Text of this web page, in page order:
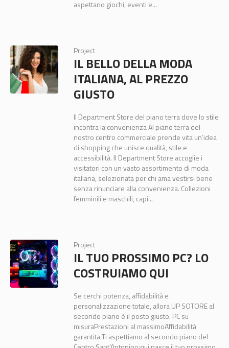
aspettano giochi, eventi e...
Project
IL BELLO DELLA MODA
ITALIANA, AL PREZZO
GIUSTO
Il Department Store del piano terra dove lo stile
incontra la convenienza Al piano terra del
nostro centro commerciale prende vita un’idea
di shopping che unisce qualità, stile e
accessibilità. Il Department Store accoglie i
visitatori con un vasto assortimento di moda
italiana, selezionata per chi ama vestirsi bene
senza rinunciare alla convenienza. Collezioni
femminili e maschili, capi...
Project
IL TUO PROSSIMO PC? LO
COSTRUIAMO QUI
Se cerchi potenza, affidabilità e
personalizzazione totale, allora UP SOTORE al
secondo piano è il posto giusto. PC su
misuraPrestazioni al massimoAffidabilità
garantita Ti aspettiamo al secondo piano del